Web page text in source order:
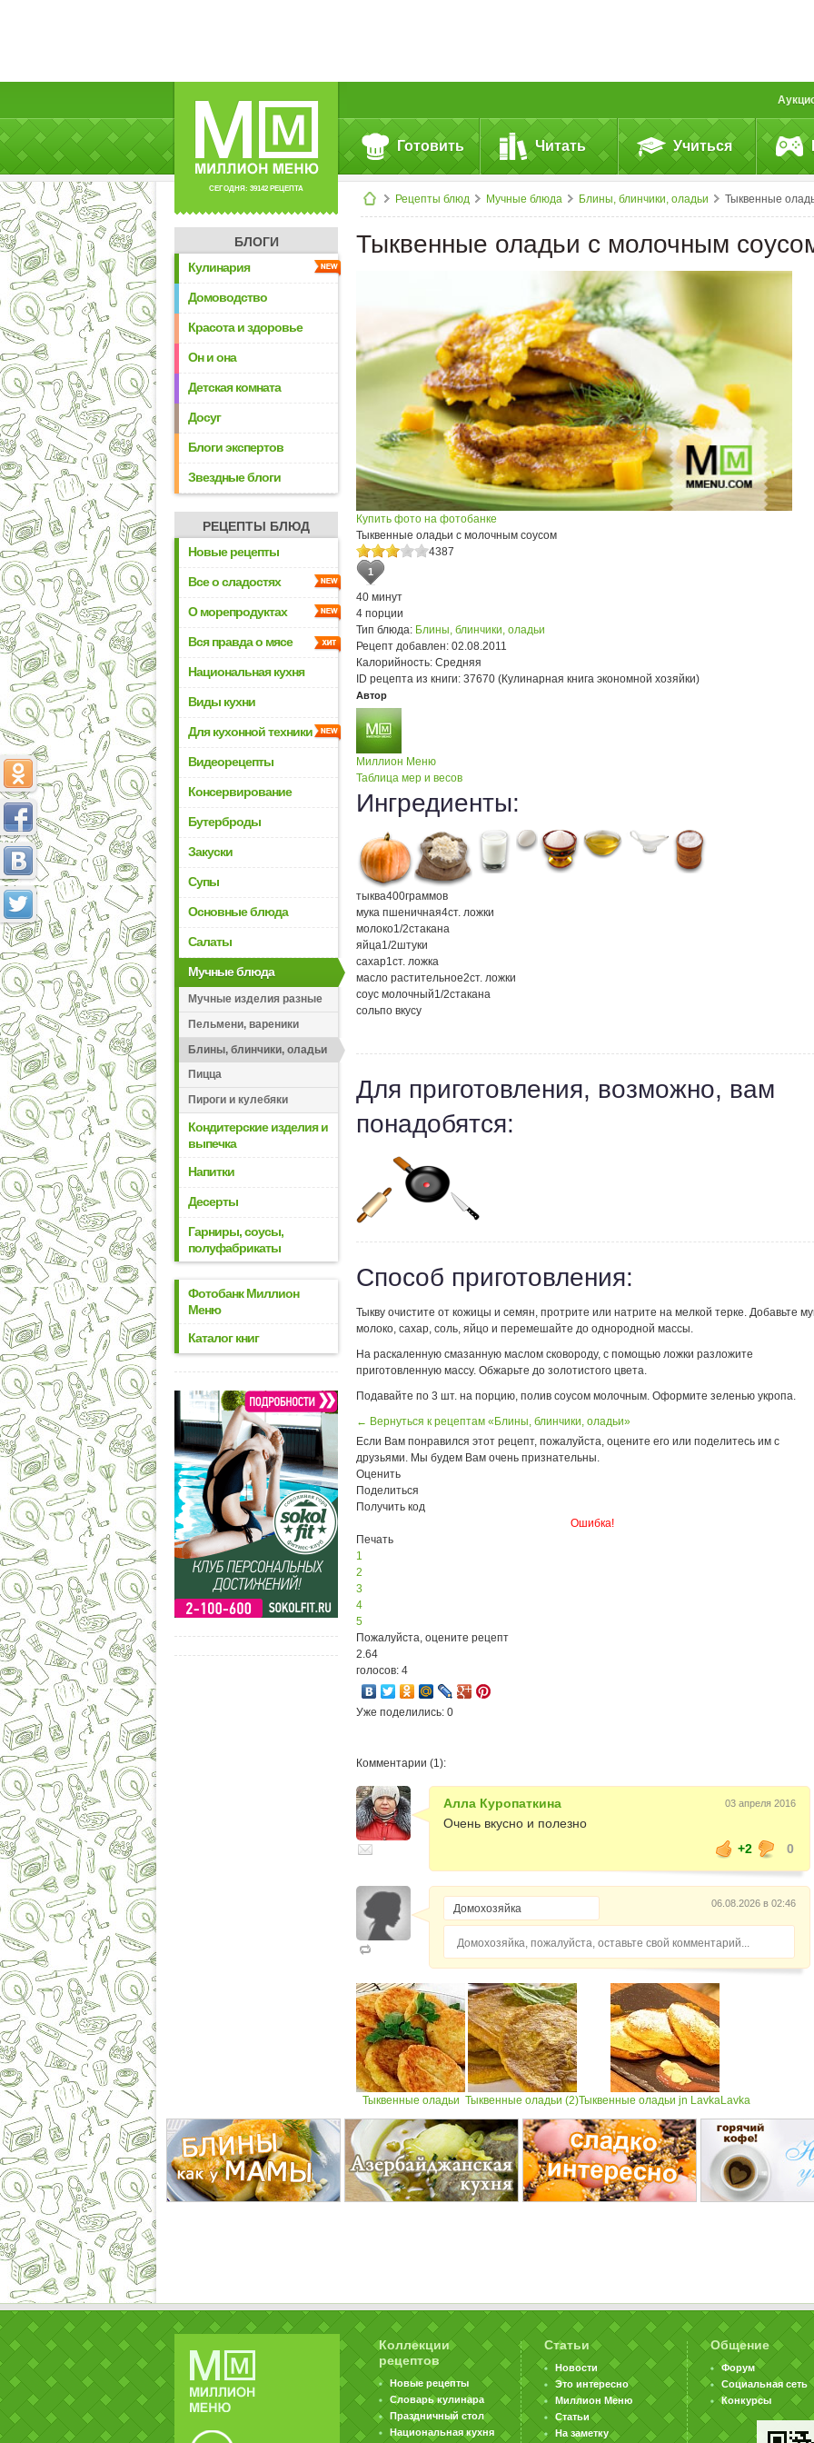
СЕГОДНЯ: 39142 РЕЦЕПТА
Готовить Читать Учиться
Рецепты блюд Мучные блюда Блины, блинчики, оладьи Тыквенные оладьи с молочным
БЛОГИ
Кулинария
Домоводство
Красота и здоровье
Он и она
Детская комната
Досуг
Блоги экспертов
Звездные блоги
РЕЦЕПТЫ БЛЮД
Новые рецепты
Все о сладостях
О морепродуктах
Вся правда о мясе
Национальная кухня
Виды кухни
Для кухонной техники
Видеорецепты
Консервирование
Бутерброды
Закуски
Супы
Основные блюда
Салаты
Мучные блюда
Мучные изделия разные
Пельмени, вареники
Блины, блинчики, оладьи
Пицца
Пироги и кулебяки
Кондитерские изделия и
выпечка
Напитки
Десерты
Гарниры, соусы,
полуфабрикаты
Фотобанк Миллион
Меню
Каталог книг
Тыквенные оладьи с молочным
Купить фото на фотобанке
Тыквенные оладьи с молочным соусом
4387
1
40 минут
4 порции
Тип блюда: Блины, блинчики, оладьи
Рецепт добавлен: 02.08.2011
Калорийность: Средняя
ID рецепта из книги: 37670 (Кулинарная книга экономной хозяйки)
Автор
Миллион Меню
Таблица мер и весов
Ингредиенты:
тыква400граммов
мука пшеничная4ст. ложки
молоко1/2стакана
яйца1/2штуки
сахар1ст. ложка
масло растительное2ст. ложки
соус молочный1/2стакана
сольпо вкусу
Для приготовления, возможно, вам
понадобятся:
Способ приготовления:
Тыкву очистите от кожицы и семян, протрите или натрите на мелкой терке. Добавьте
молоко, сахар, соль, яйцо и перемешайте до однородной массы.
На раскаленную смазанную маслом сковороду, с помощью ложки разложите
приготовленную массу. Обжарьте до золотистого цвета.
Подавайте по 3 шт. на порцию, полив соусом молочным. Оформите зеленью укропа.
← Вернуться к рецептам «Блины, блинчики, оладьи»
Если Вам понравился этот рецепт, пожалуйста, оцените его или поделитесь им с
друзьями. Мы будем Вам очень признательны.
Оценить
Поделиться
Получить код
Ошибка!
Печать
1
2
3
4
5
Пожалуйста, оцените рецепт
2.64
голосов: 4
Уже поделились: 0
Комментарии (1):
Алла Куропаткина 03 апреля 2016
Очень вкусно и полезно
+2
0
06.08.2026 в 02:46
Домохозяйка, пожалуйста, оставьте свой комментарий...
Тыквенные оладьи Тыквенные оладьи (2)Тыквенные оладьи jn LavkaLavka
Коллекции
рецептов
Новые рецепты
Словарь кулинара
Праздничный стол
Национальная кухня
Статьи
Новости
Это интересно
Миллион Меню
Статьи
На заметку
Общение
Форум
Социальная сеть
Конкурсы